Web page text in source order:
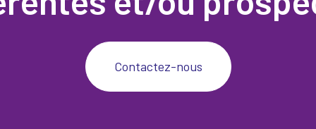
Contactez-nous